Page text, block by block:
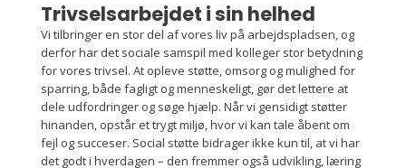
Trivselsarbejdet i sin helhed
Vi tilbringer en stor del af vores liv på arbejdspladsen, og
derfor har det sociale samspil med kolleger stor betydning
for vores trivsel. At opleve støtte, omsorg og mulighed for
sparring, både fagligt og menneskeligt, gør det lettere at
dele udfordringer og søge hjælp. Når vi gensidigt støtter
hinanden, opstår et trygt miljø, hvor vi kan tale åbent om
fejl og succeser. Social støtte bidrager ikke kun til, at vi har
det godt i hverdagen – den fremmer også udvikling, læring